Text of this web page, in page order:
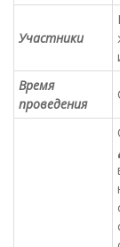
Участники
Время
проведения